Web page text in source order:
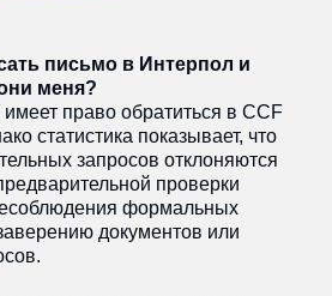
письмо в Интерпол и
меня?
право обратиться в CCF
статистика показывает, что
запросов отклоняются
проверки
формальных
документов или